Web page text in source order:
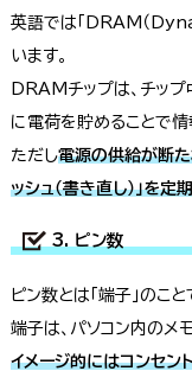
英語では「DRAM（
います。
DRAMチップは、チップ
に電荷を貯めることで情
ただし電源の供給が断た
ッシュ（書き直し）」を定
3. ピン数
ピン数とは「端子」のこと
端子は、パソコン内のメ
イメージ的にはコンセント